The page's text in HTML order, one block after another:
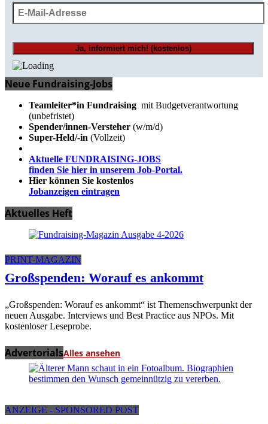
Neue Fundraising-Jobs
Teamleiter*in Fundraising mit Budgetverantwortung
(unbefristet)
Spender/innen-Versteher (w/m/d)
Super-Held/-in (Vollzeit)
Aktuelle FUNDRAISING-JOBS
finden Sie hier in unserem Job-Portal.
Hier können Sie kostenlos
Jobanzeigen eintragen
Aktuelles Heft
PRINT-MAGAZIN
Großspenden: Worauf es ankommt
„Großspenden: Worauf es ankommt“ ist Themenschwerpunkt der
neuen Ausgabe. Interviews und Best Practice aus NPOs. Mit
kostenloser Leseprobe.
AdvertorialsAlles ansehen
ANZEIGE - SPONSORED POST